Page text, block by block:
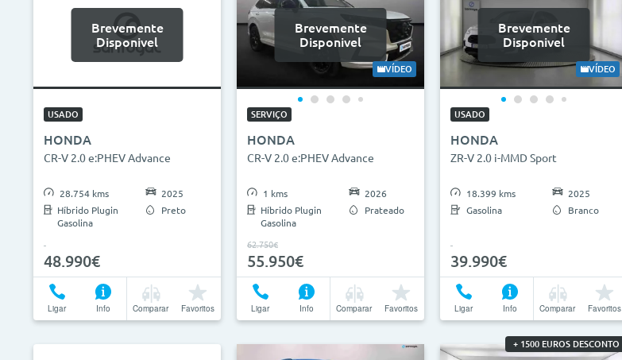
Brevemente
Disponivel
USADO
HONDA
CR-V 2.0 e:PHEV Advance
28.754 kms
Híbrido Plugin
Gasolina
2025
Preto
48.990€
Ligar Info Comparar Favoritos
Brevemente
Disponivel
VÍDEO
SERVIÇO
HONDA
CR-V 2.0 e:PHEV Advance
1 kms
Híbrido Plugin
Gasolina
2026
Prateado
62.750€
55.950€
Ligar Info Comparar Favoritos
Brevemente
Disponivel
VÍDEO
USADO
HONDA
ZR-V 2.0 i-MMD Sport
18.399 kms
Gasolina
2025
Branco
39.990€
Ligar Info Comparar Favoritos
+ 1500 EUROS DESCONTO